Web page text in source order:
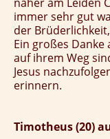
immer sehr gut
der
Ein großes Danke
auf ihrem Weg
Jesus
erinnern.
Timotheus (20)